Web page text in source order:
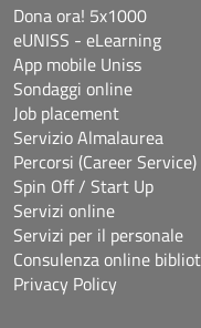
Dona ora! 5x1000
eUNISS - eLearning
App mobile Uniss
Sondaggi online
Job placement
Servizio Almalaurea
Percorsi (Career Service)
Spin Off / Start Up
Servizi online
Servizi per il personale
Consulenza online
Privacy Policy